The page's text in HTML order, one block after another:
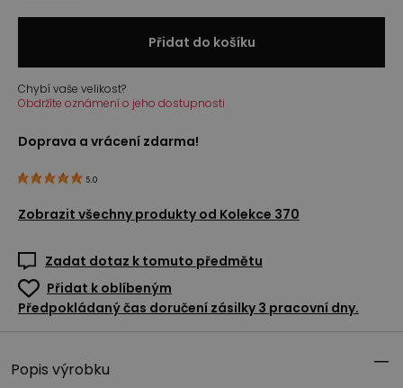
Přidat do košíku
Chybí vaše velikost?
Obdržíte oznámení o jeho dostupnosti
Doprava a vrácení zdarma!
5.0
Zobrazit všechny produkty od Kolekce 370
Zadat dotaz k tomuto předmětu
Přidat k oblíbeným
Předpokládaný čas doručení zásilky 3 pracovní dny.
Popis výrobku